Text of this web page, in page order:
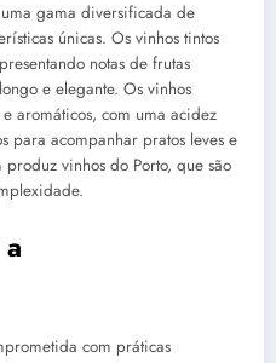
gama diversificada de
únicas. Os vinhos tintos
notas de frutas
e elegante. Os vinhos
aromáticos, com uma acidez
para acompanhar pratos leves e
vinhos do Porto, que são
com práticas